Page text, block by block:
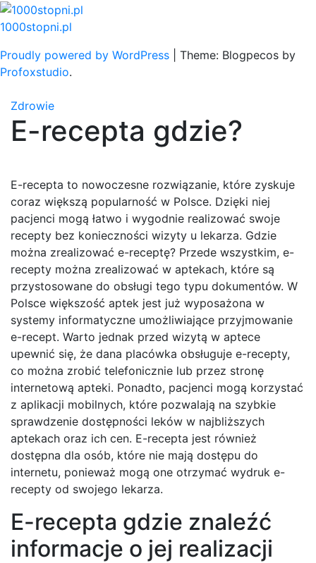
Skip
to
1000stopni.pl
Proudly powered by WordPress
Theme: Blogpecos by
Profoxstudio.
Zdrowie
E-recepta gdzie?
E-recepta to nowoczesne rozwiązanie, które zyskuje
coraz większą popularność w Polsce. Dzięki niej
pacjenci mogą łatwo i wygodnie realizować swoje
recepty bez konieczności wizyty u lekarza. Gdzie
można zrealizować e-receptę? Przede wszystkim, e-
recepty można zrealizować w aptekach, które są
przystosowane do obsługi tego typu dokumentów. W
Polsce większość aptek jest już wyposażona w
systemy informatyczne umożliwiające przyjmowanie
e-recept. Warto jednak przed wizytą w aptece
upewnić się, że dana placówka obsługuje e-recepty,
co można zrobić telefonicznie lub przez stronę
internetową apteki. Ponadto, pacjenci mogą korzystać
z aplikacji mobilnych, które pozwalają na szybkie
sprawdzenie dostępności leków w najbliższych
aptekach oraz ich cen. E-recepta jest również
dostępna dla osób, które nie mają dostępu do
internetu, ponieważ mogą one otrzymać wydruk e-
recepty od swojego lekarza.
E-recepta gdzie znaleźć
informacje o jej realizacji